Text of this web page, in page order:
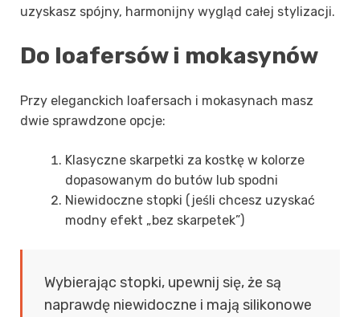
uzyskasz spójny, harmonijny wygląd całej stylizacji.
Do loafersów i mokasynów
Przy eleganckich loafersach i mokasynach masz
dwie sprawdzone opcje:
Klasyczne skarpetki za kostkę w kolorze
dopasowanym do butów lub spodni
Niewidoczne stopki (jeśli chcesz uzyskać
modny efekt „bez skarpetek”)
Wybierając stopki, upewnij się, że są
naprawdę niewidoczne i mają silikonowe